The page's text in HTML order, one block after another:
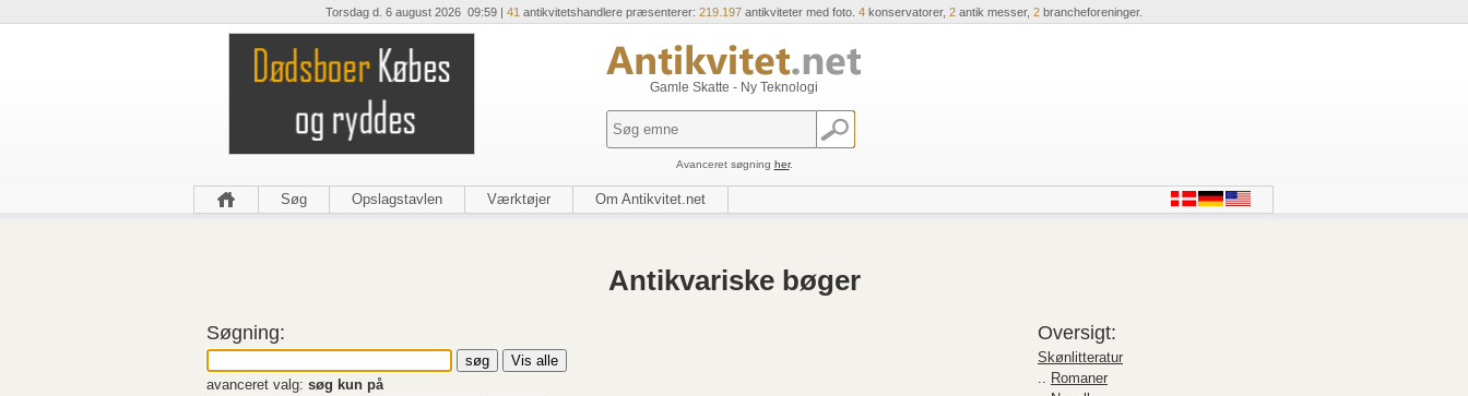
Torsdag d. 6 august 2026 09:59 | 41 antikvitetshandlere præsenterer: 219.197 antikviteter med foto. 4 konservatorer, 2 antik messer, 2 brancheforeninger.
Gamle Skatte - Ny Teknologi
Avanceret søgning her.
Søg Opslagstavlen Værktøjer Om Antikvitet.net
Antikvariske bøger
Søgning:
avanceret valg: søg kun på
Oversigt:
Skønlitteratur
.. Romaner